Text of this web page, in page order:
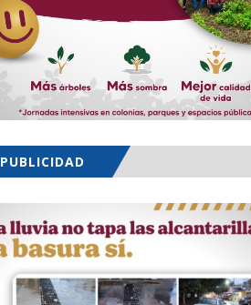
PUBLICIDAD